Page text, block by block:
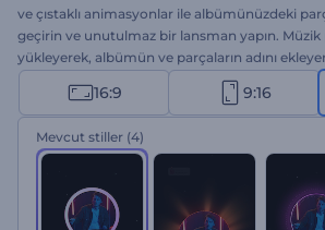
ve çıstaklı animasyonlar ile albümünüzdeki
geçirin ve unutulmaz bir lansman yapın. Müzik
yükleyerek, albümün ve parçaların adını
vibe'ına uygun stili seçerek kolayca özelleştirin.
yeni single lansmanları, müzik kanalı videoları
projesi için mükemmel bir seçenek. Hemen
16:9 9:16
Mevcut stiller (4)